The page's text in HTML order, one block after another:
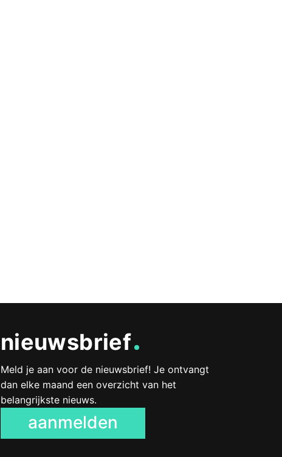
nieuwsbrief
Meld je aan voor de nieuwsbrief! Je ontvangt
dan elke maand een overzicht van het
belangrijkste nieuws.
aanmelden